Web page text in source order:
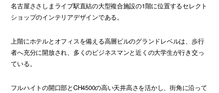
名古屋ささしまライブ駅直結の大型複合施設の1階に位置するセレクト
ショップのインテリアデザインである。
上階にホテルとオフィスを備える高層ビルのグランドレベルは、歩行
者へ充分に開放され、多くのビジネスマンと近くの大学生が行き交っ
ている。
フルハイトの開口部とCH4500の高い天井高さを活かし、街角に沿って